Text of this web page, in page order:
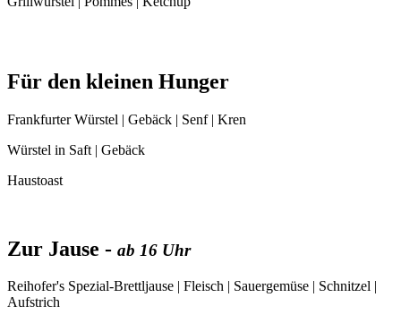
Für den kleinen Hunger
Frankfurter Würstel | Gebäck | Senf | Kren
Würstel in Saft | Gebäck
Haustoast
Zur Jause - ab 16 Uhr
Reihofer's Spezial-Brettljause | Fleisch | Sauergemüse | Schnitzel |
Aufstrich